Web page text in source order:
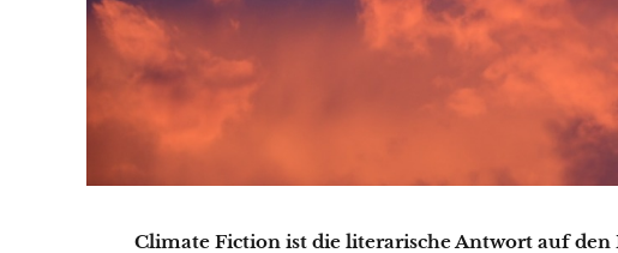
Climate Fiction ist die literarische Antwort auf den